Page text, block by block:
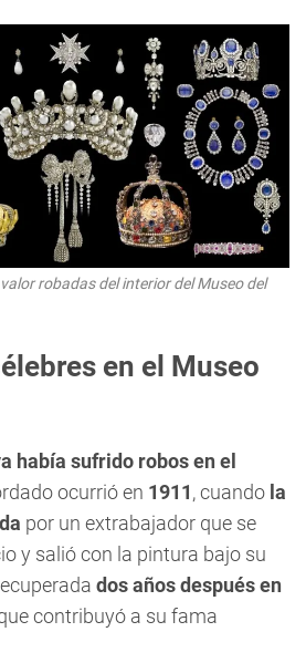
robadas del interior del Museo del
en el Museo
había sufrido robos en el
ocurrió en 1911, cuando la
por un extrabajador que se
y salió con la pintura bajo su
dos años después en
contribuyó a su fama